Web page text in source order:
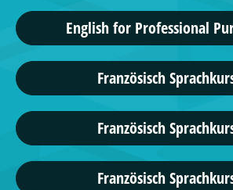
English for Professional
Französisch
Französisch
Französisch